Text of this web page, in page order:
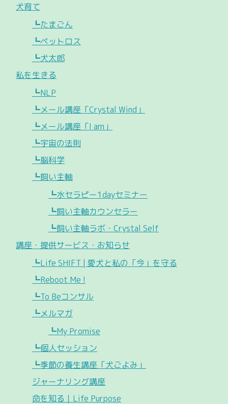
犬育て
┗たまごん
┗ペットロス
┗犬太郎
私を生きる
┗NLP
┗メール講座「Crystal Wind」
┗メール講座「I am」
┗宇宙の法則
┗脳科学
┗飼い主軸
┗水セラピー1dayセミナー
┗飼い主軸カウンセラー
┗飼い主軸ラボ・Crystal Self
講座・提供サービス・お知らせ
┗Life SHIFT | 愛犬と私の「今」を守る
┗Reboot Me !
┗To Beコンサル
┗メルマガ
┗My Promise
┗個人セッション
┗季節の養生講座「犬ごよみ」
ジャーナリング講座
命を知る｜Life Purpose